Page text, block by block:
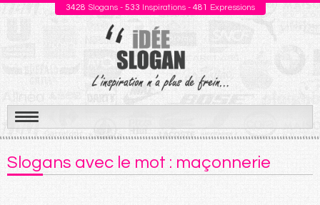
3428 Slogans - 533 Inspirations - 481 Expressions
Aller
au
contenu
Slogans avec le mot : maçonnerie